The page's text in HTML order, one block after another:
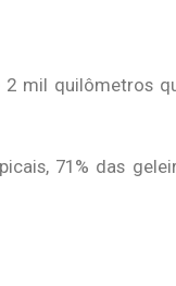
mil quilômetros
71% das